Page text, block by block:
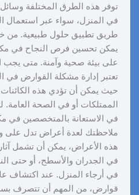
توفر هذه الطرق المختلفة
في المنزل، سواء عبر استعمال
طريق تطبيق حلول طبيعية. من
يمكن تحسين فرص النجاح في
على بيئة صحية وآمنة. متى يجب
تعتبر إدارة مشكلة القوارض في
حيث يمكن أن تؤدي هذه
الممتلكات أو في الصحة العامة.
في الاستعانة بالمتخصصين في
ملاحظتك لعدة أعراض تدل على
هذه الأعراض، يمكن أن تشمل آثار
في الجدران والأسطح، أو حتى
في أرجاء المنزل. عند اكتشاف
قوارض، من المهم أن تتصرف